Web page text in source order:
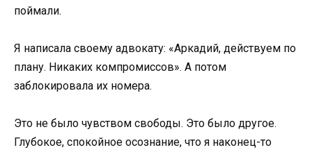
поймали.
Я написала своему адвокату: «Аркадий, действуем по
плану. Никаких компромиссов». А потом
заблокировала их номера.
Это не было чувством свободы. Это было другое.
Глубокое, спокойное осознание, что я наконец-то